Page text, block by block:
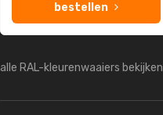
bestellen
alle RAL-kleurenwaaiers bekijken